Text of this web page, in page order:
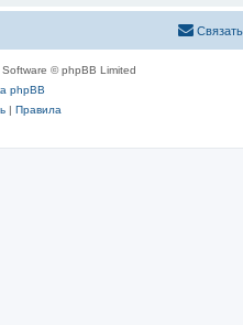
© phpBB Limited
phpBB
| Правила